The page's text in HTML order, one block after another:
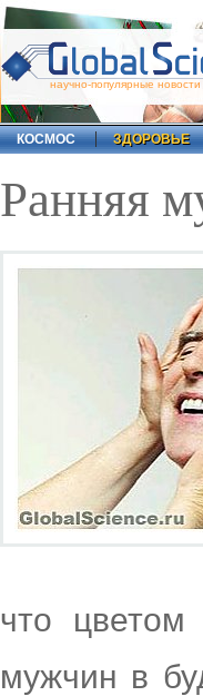
научно-популярные новости
КОСМОС ЗДОРОВЬЕ
Ранняя
что цветом
мужчин в